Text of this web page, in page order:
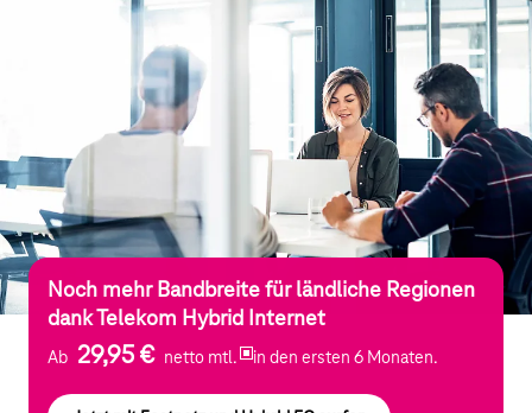
Noch mehr Bandbreite für ländliche Regionen
dank Telekom Hybrid Internet
Ab 29,95 € netto mtl. in den ersten 6 Monaten.